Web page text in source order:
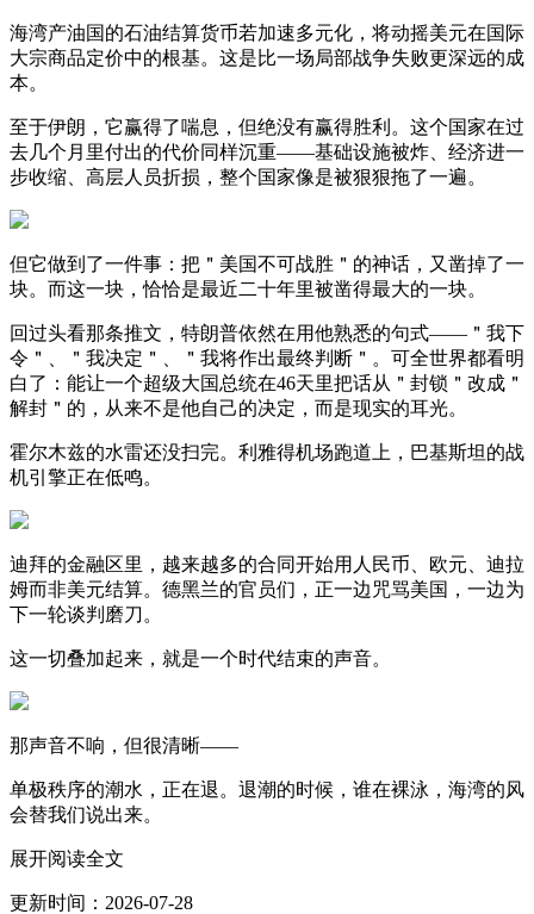
海湾产油国的石油结算货币若加速多元化，将动摇美元在国际
大宗商品定价中的根基。这是比一场局部战争失败更深远的成
本。
至于伊朗，它赢得了喘息，但绝没有赢得胜利。这个国家在过
去几个月里付出的代价同样沉重——基础设施被炸、经济进一
步收缩、高层人员折损，整个国家像是被狠狠拖了一遍。
但它做到了一件事：把＂美国不可战胜＂的神话，又凿掉了一
块。而这一块，恰恰是最近二十年里被凿得最大的一块。
回过头看那条推文，特朗普依然在用他熟悉的句式——＂我下
令＂、＂我决定＂、＂我将作出最终判断＂。可全世界都看明
白了：能让一个超级大国总统在46天里把话从＂封锁＂改成＂
解封＂的，从来不是他自己的决定，而是现实的耳光。
霍尔木兹的水雷还没扫完。利雅得机场跑道上，巴基斯坦的战
机引擎正在低鸣。
迪拜的金融区里，越来越多的合同开始用人民币、欧元、迪拉
姆而非美元结算。德黑兰的官员们，正一边咒骂美国，一边为
下一轮谈判磨刀。
这一切叠加起来，就是一个时代结束的声音。
那声音不响，但很清晰——
单极秩序的潮水，正在退。退潮的时候，谁在裸泳，海湾的风
会替我们说出来。
展开阅读全文
更新时间：2026-07-28